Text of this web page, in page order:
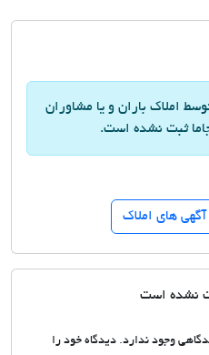
املاک باران و یا مشاوران
ثبت نشده است.
آگهی های املاک
نشده است
وجود ندارد. دیدگاه خود را